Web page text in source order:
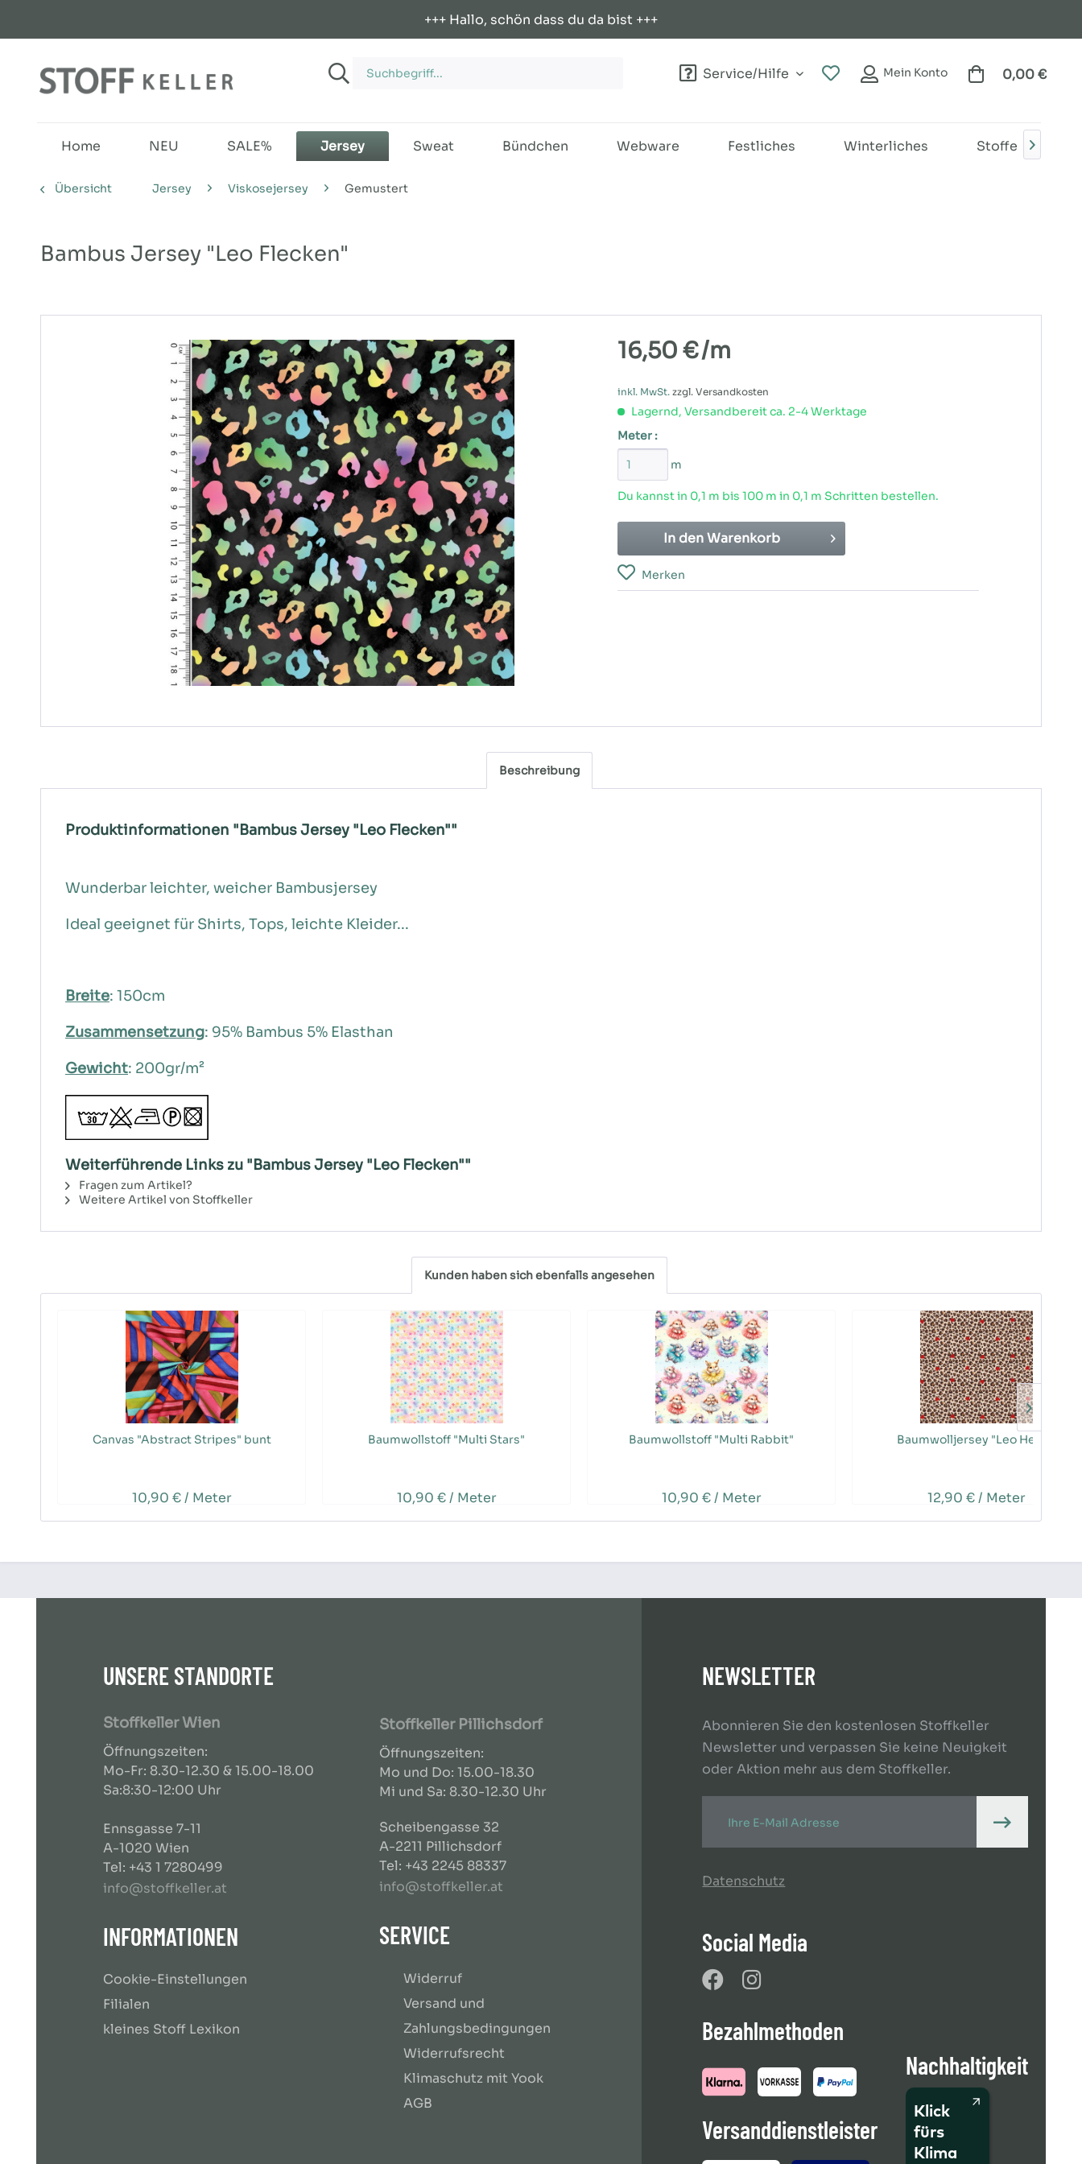
+++ Hallo, schön dass du da bist +++
Service/Hilfe Mein Konto 0,00 €
Home NEU SALE% Jersey Sweat Bündchen Webware Festliches Winterliches Stoffe 
Übersicht Jersey Viskosejersey Gemustert
Bambus Jersey "Leo Flecken"
16,50 €/m
inkl. MwSt. zzgl. Versandkosten
Lagernd, Versandbereit ca. 2-4 Werktage
Meter :
m
Du kannst in 0,1 m bis 100m in 0,1 m Schritten bestellen.
In den Warenkorb
Merken
Beschreibung
Produktinformationen "Bambus Jersey "Leo Flecken""
Wunderbar leichter, weicher Bambusjersey
Ideal geeignet für Shirts, Tops, leichte Kleider...
Breite: 150cm
Zusammensetzung: 95% Bambus 5% Elasthan
Gewicht: 200gr/m²
Weiterführende Links zu "Bambus Jersey "Leo Flecken""
Fragen zum Artikel?
Weitere Artikel von Stoffkeller
Kunden haben sich ebenfalls angesehen
Canvas "Abstract Stripes" bunt
10,90 € / Meter
Baumwollstoff "Multi Stars"
10,90 € / Meter
Baumwollstoff "Multi Rabbit"
10,90 € / Meter
Baumwolljersey "Leo Heart"
12,90 € / Meter
UNSERE STANDORTE
Stoffkeller Wien
Öffnungszeiten:
Mo-Fr: 8.30-12.30 & 15.00-18.00
Sa:8:30-12:00 Uhr
Ennsgasse 7-11
A-1020 Wien
Tel: +43 1 7280499
info@stoffkeller.at
INFORMATIONEN
Cookie-Einstellungen
Filialen
kleines Stoff Lexikon
Stoffkeller Pillichsdorf
Öffnungszeiten:
Mo und Do: 15.00-18.30
Mi und Sa: 8.30-12.30 Uhr
Scheibengasse 32
A-2211 Pillichsdorf
Tel: +43 2245 88337
info@stoffkeller.at
SERVICE
Widerruf
Versand und
Zahlungsbedingungen
Widerrufsrecht
Klimaschutz mit Yook
AGB
NEWSLETTER
Abonnieren Sie den kostenlosen Stoffkeller
Newsletter und verpassen Sie keine Neuigkeit
oder Aktion mehr aus dem Stoffkeller.
Datenschutz
Social Media
Bezahlmethoden
Versanddienstleister
Nachhaltigkeit
Klick
fürs
Klima